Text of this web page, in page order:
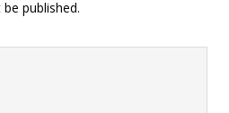
published.